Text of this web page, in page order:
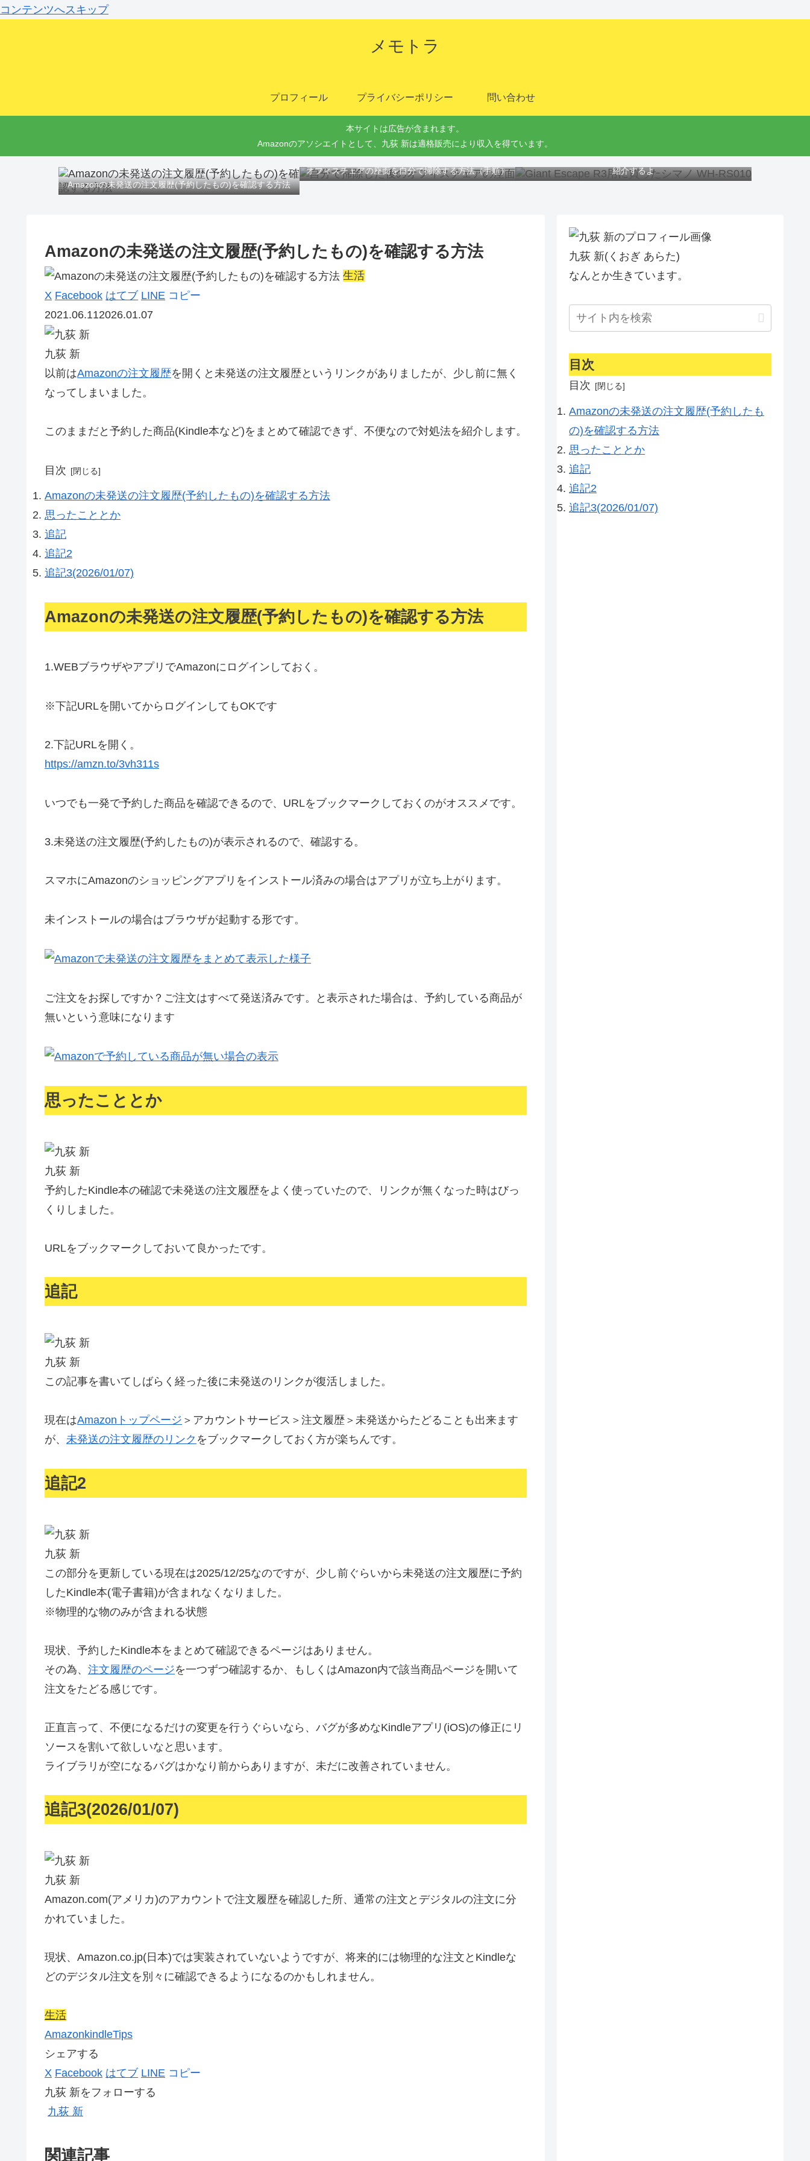
コンテンツへスキップ
メモトラ
プロフィール プライバシーポリシー 問い合わせ
本サイトは広告が含まれます。
Amazonのアソシエイトとして、九荻 新は適格販売により収入を得ています。
Amazonの未発送の注文履歴(予約したもの)を確認する方法
オフィスチェアの座面を自分で掃除する方法（手順）
紹介するよ
Amazonの未発送の注文履歴(予約したもの)を確認する方法
生活
X Facebook はてブ LINE コピー
2021.06.112026.01.07
九荻 新
以前はAmazonの注文履歴を開くと未発送の注文履歴というリンクがありましたが、少し前に無く
なってしまいました。
このままだと予約した商品(Kindle本など)をまとめて確認できず、不便なので対処法を紹介します。
目次
Amazonの未発送の注文履歴(予約したもの)を確認する方法
思ったこととか
追記
追記2
追記3(2026/01/07)
Amazonの未発送の注文履歴(予約したもの)を確認する方法
1.WEBブラウザやアプリでAmazonにログインしておく。
※下記URLを開いてからログインしてもOKです
2.下記URLを開く。
https://amzn.to/3vh311s
いつでも一発で予約した商品を確認できるので、 URLをブックマークしておくのがオススメ です。
3.未発送の注文履歴(予約したもの)が表示されるので、確認する。
スマホにAmazonのショッピングアプリをインストール済みの場合はアプリが立ち上がります。
未インストールの場合はブラウザが起動する形です。
ご注文をお探しですか？ご注文はすべて発送済みです。と表示された場合は、 予約している商品が
無い という意味になります
思ったこととか
九荻 新
予約したKindle本の確認で未発送の注文履歴をよく使っていたので、リンクが無くなった時はびっ
くりしました。
URLをブックマークしておいて良かったです。
追記
九荻 新
この記事を書いてしばらく経った後に未発送のリンクが復活しました。
現在はAmazonトップページ ＞アカウントサービス＞注文履歴＞未発送からたどることも出来ます
が、 未発送の注文履歴のリンク をブックマークしておく方が楽ちんです。
追記2
九荻 新
この部分を更新している現在は2025/12/25なのですが、少し前ぐらいから未発送の注文履歴に予約
したKindle本(電子書籍)が含まれなくなりました。
※物理的な物のみが含まれる状態
現状、予約したKindle本をまとめて確認できるページはありません。
その為、 注文履歴のページを一つずつ確認するか、もしくはAmazon内で該当商品ページを開いて
注文をたどる感じです。
正直言って、不便になるだけの変更を行うぐらいなら、バグが多めなKindleアプリ(iOS)の修正にリ
ソースを割いて欲しいなと思います。
ライブラリが空になるバグはかなり前からありますが、未だに改善されていません。
追記3(2026/01/07)
九荻 新
Amazon.com(アメリカ)のアカウントで注文履歴を確認した所、通常の注文とデジタルの注文に分
かれていました。
現状、Amazon.co.jp(日本)では実装されていないようですが、将来的には物理的な注文とKindleな
どのデジタル注文を別々に確認できるようになるのかもしれません。
生活
AmazonkindleTips
シェアする
X Facebook はてブ LINE コピー
九荻 新をフォローする
九荻 新
関連記事
九荻 新(くおぎ あらた)
なんとか生きています。
目次
目次
Amazonの未発送の注文履歴(予約したも
の)を確認する方法
思ったこととか
追記
追記2
追記3(2026/01/07)